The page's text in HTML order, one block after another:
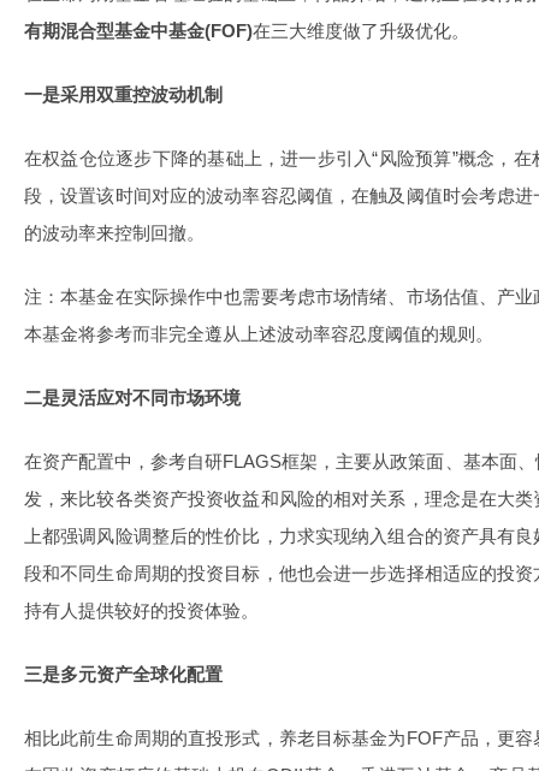
有期混合型基金中基金(FOF)在三大维度做了升级优化。
一是采用双重控波动机制
在权益仓位逐步下降的基础上，进一步引入“风险预算”概念，
段，设置该时间对应的波动率容忍阈值，在触及阈值时会考虑
的波动率来控制回撤。
注：本基金在实际操作中也需要考虑市场情绪、市场估值、产
本基金将参考而非完全遵从上述波动率容忍度阈值的规则。
二是灵活应对不同市场环境
在资产配置中，参考自研FLAGS框架，主要从政策面、基本面
发，来比较各类资产投资收益和风险的相对关系，理念是在大
上都强调风险调整后的性价比，力求实现纳入组合的资产具有
段和不同生命周期的投资目标，他也会进一步选择相适应的投
持有人提供较好的投资体验。
三是多元资产全球化配置
相比此前生命周期的直投形式，养老目标基金为FOF产品，更